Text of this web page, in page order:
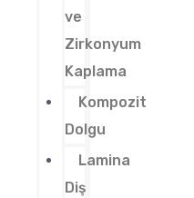
ve
Zirkonyum
Kaplama
Kompozit
Dolgu
Lamina
Diş